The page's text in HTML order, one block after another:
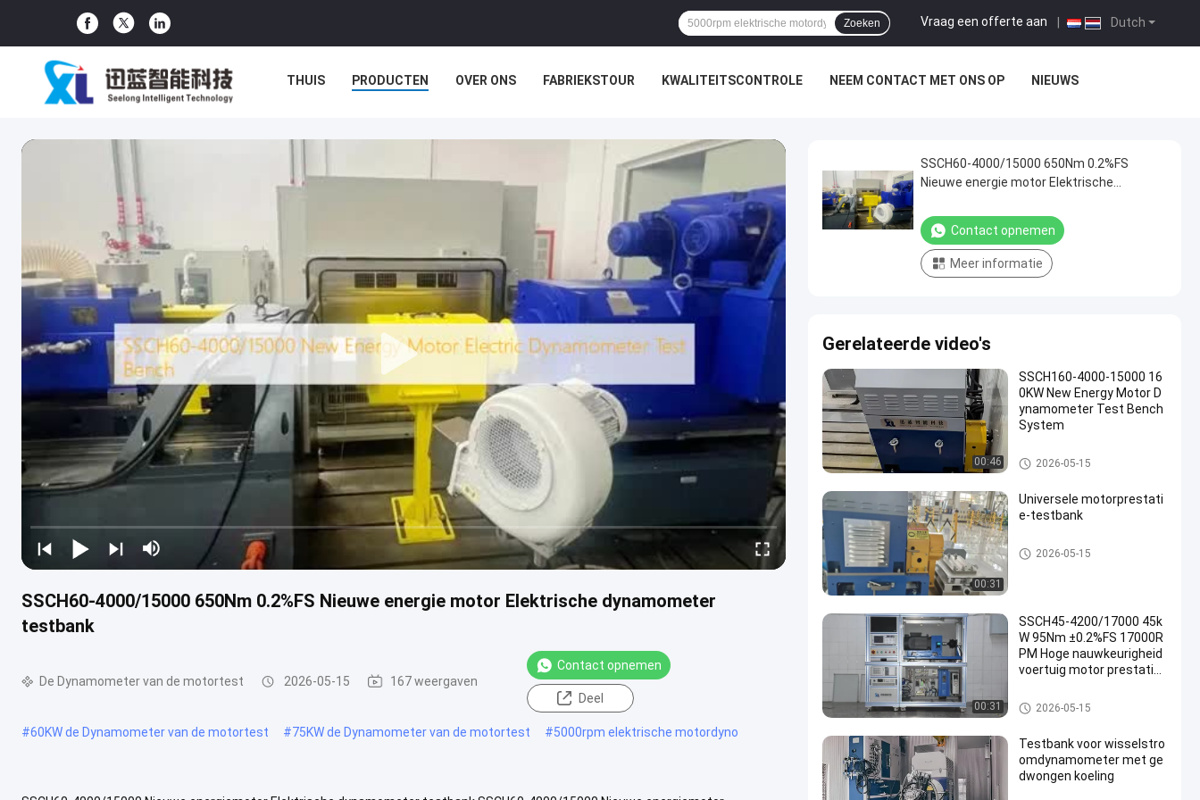
Dutch
Vraag een offerte aan
Zoeken
THUIS PRODUCTEN OVER ONS FABRIEKSTOUR KWALITEITSCONTROLE NEEM CONTACT MET ONS OP NIEUWS
SSCH60-4000/15000 650Nm 0.2%FS Nieuwe energie motor Elektrische dynamometer
testbank
De Dynamometer van de motortest 2026-05-15 167 weergaven
Contact opnemen
Deel
#60KW de Dynamometer van de motortest #75KW de Dynamometer van de motortest #5000rpm elektrische motordyno
SSCH60-4000/15000 650Nm 0.2%FS
Nieuwe energie motor Elektrische
Contact opnemen
Meer informatie
Gerelateerde video's
00:46
SSCH160-4000-15000 16
0KW New Energy Motor D
ynamometer Test Bench
System
AC Dynamometer
2026-05-15
00:31
Universele motorprestati
e-testbank
De Dynamometer van de moto
rtest
2026-05-15
00:31
SSCH45-4200/17000 45k
W 95Nm ±0.2%FS 17000R
PM Hoge nauwkeurigheid
voertuig motor prestatie
systeem
De Dynamometer van de moto
rtest
2026-05-15
Testbank voor wisselstro
omdynamometer met ge
dwongen koeling